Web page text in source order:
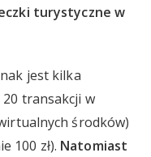
turystyczne w
jest kilka
transakcji w
środków)
100 zł). Natomiast